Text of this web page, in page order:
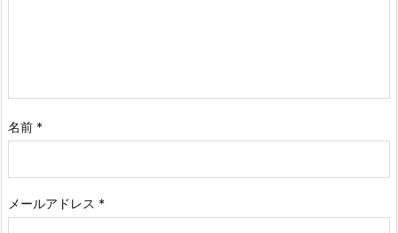
名前 *
メールアドレス *